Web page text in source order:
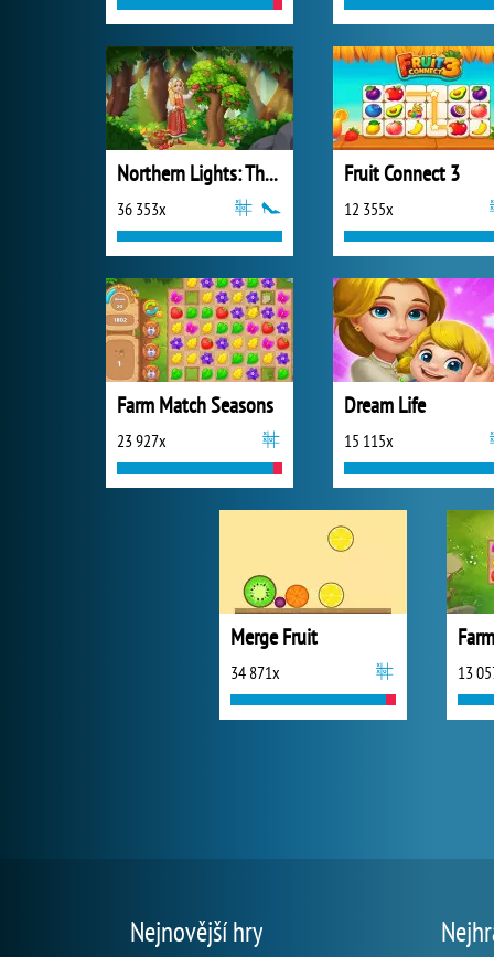
Northern Lights: The Secret of the Forest
36 353x
Fruit Connect 3
12 355x
Farm Match Seasons
23 927x
Dream Life
15 115x
Merge Fruit
34 871x 13
Nejnovější hry